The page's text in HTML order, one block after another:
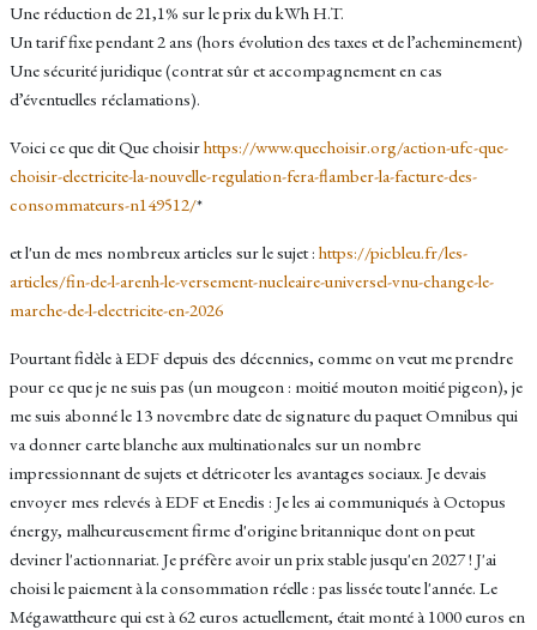
Une réduction de 21,1% sur le prix du kWh H.T.
Un tarif fixe pendant 2 ans (hors évolution des taxes et de l’acheminement)
Une sécurité juridique (contrat sûr et accompagnement en cas
d’éventuelles réclamations).
Voici ce que dit Que choisirhttps://www.quechoisir.org/action-ufc-que-
choisir-electricite-la-nouvelle-regulation-fera-flamber-la-facture-des-
consommateurs-n149512/*
et l'un de mes nombreux articles sur le sujet : https://picbleu.fr/les-
articles/fin-de-l-arenh-le-versement-nucleaire-universel-vnu-change-le-
marche-de-l-electricite-en-2026
Pourtant fidèle à EDF depuis des décennies, comme on veut me prendre
pour ce que je ne suis pas (un mougeon : moitié mouton moitié pigeon), je
me suis abonné le 13 novembre date de signature du paquet Omnibus qui
va donner carte blanche aux multinationales sur un nombre
impressionnant de sujets et détricoter les avantages sociaux. Je devais
envoyer mes relevés à EDF et Enedis : Je les ai communiqués à Octopus
énergy, malheureusement firme d'origine britannique dont on peut
deviner l'actionnariat. Je préfère avoir un prix stable jusqu'en 2027 ! J'ai
choisi le paiement à la consommation réelle : pas lissée toute l'année. Le
Mégawattheure qui est à 62 euros actuellement, était monté à 1000 euros en